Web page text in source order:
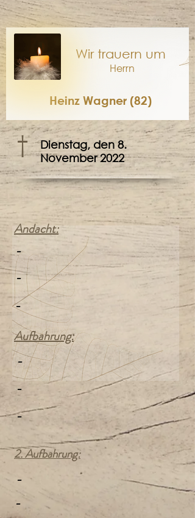
Wir trauern um
Heinz Wagner (82)
Herrn
Dienstag, den 8.
November 2022
†
Andacht:
-
-
-
Aufbahrung:
-
-
-
2. Aufbahrung:
-
-